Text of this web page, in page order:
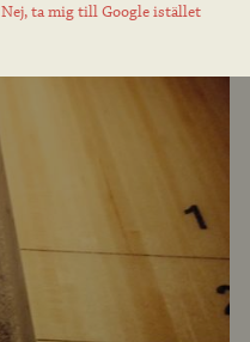
Nej, ta mig till Google istället